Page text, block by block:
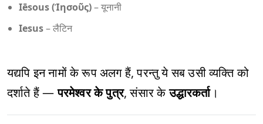
Iēsous (Ἰησοῦς)– यूनानी
Iesus– लैटिन
यद्यपि इन नामों के रूप अलग हैं, परन्तु ये सब उसी व्यक्ति को
दर्शाते हैं —परमेश्वर के पुत्र, संसार केउद्धारकर्ता।